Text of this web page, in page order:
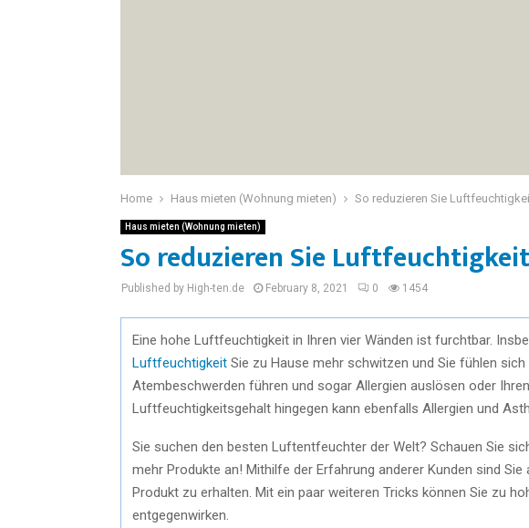
Home Haus mieten (Wohnung mieten) So reduzieren Sie
Haus mieten (Wohnung mieten)
So reduzieren Sie
Published by High-ten.de February 8, 2021 0 1454
Eine hohe Luftfeuchtigkeit in Ihren vier Wänden ist furchtbar.
Luftfeuchtigkeit Sie zu Hause mehr schwitzen und Sie fühlen
Atembeschwerden führen und sogar Allergien auslösen oder
Luftfeuchtigkeitsgehalt hingegen kann ebenfalls Allergien und
Sie suchen den besten Luftentfeuchter der Welt? Schauen Sie
mehr Produkte an! Mithilfe der Erfahrung anderer Kunden sind
Produkt zu erhalten. Mit ein paar weiteren Tricks können Sie zu
entgegenwirken.